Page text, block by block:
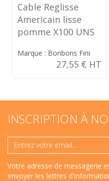
Cable Reglisse
Americain lisse
pomme X100 UNS
Marque : Bonbons Fini
27,55 € HT
INSCRIPTION À
Votre adresse de messagerie
envoyer les lettres